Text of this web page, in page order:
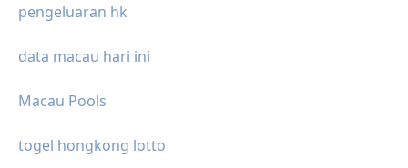
pengeluaran hk
data macau hari ini
Macau Pools
togel hongkong lotto